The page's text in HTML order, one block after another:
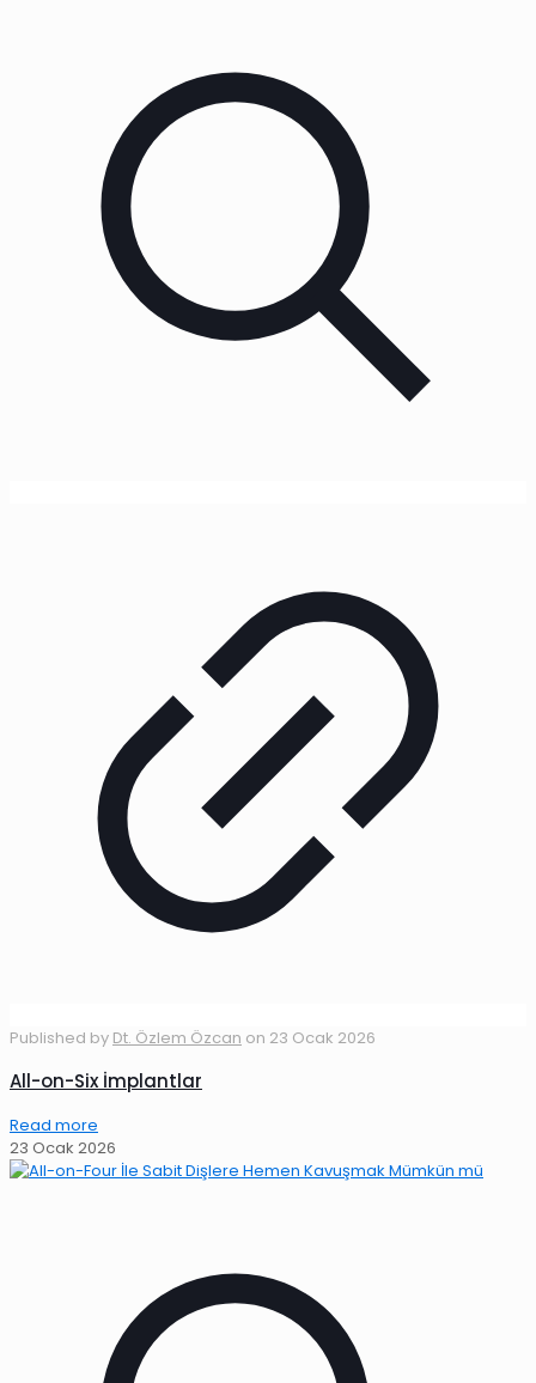
Published by Dt. Özlem Özcan on 23 Ocak 2026
All-on-Six İmplantlar
Read more
23 Ocak 2026